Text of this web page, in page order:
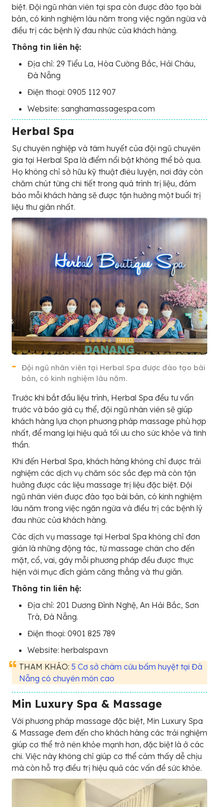
biệt. Đội ngũ nhân viên tại spa còn được đào tạo bài
bản, có kinh nghiệm lâu năm trong việc ngăn ngừa và
điều trị các bệnh lý đau nhức của khách hàng.
Thông tin liên hệ:
Địa chỉ: 29 Tiểu La, Hòa Cường Bắc, Hải Châu,
Đà Nẵng
Điện thoại: 0905 112 907
Website: sanghamassagespa.com
Herbal Spa
Sự chuyên nghiệp và tâm huyết của đội ngũ chuyên
gia tại Herbal Spa là điểm nổi bật không thể bỏ qua.
Họ không chỉ sở hữu kỹ thuật điêu luyện, nơi đây còn
chăm chút từng chi tiết trong quá trình trị liệu, đảm
bảo mỗi khách hàng sẽ được tận hưởng một buổi trị
liệu thư giãn nhất.
Đội ngũ nhân viên tại Herbal Spa được đào tạo bài
bản, có kinh nghiệm lâu năm.
Trước khi bắt đầu liệu trình, Herbal Spa đều tư vấn
trước và báo giá cụ thể, đội ngũ nhân viên sẽ giúp
khách hàng lựa chọn phương pháp massage phù hợp
nhất, để mang lại hiệu quả tối ưu cho sức khỏe và tinh
thần.
Khi đến Herbal Spa, khách hàng không chỉ được trải
nghiệm các dịch vụ chăm sóc sắc đẹp mà còn tận
hưởng được các liệu massage trị liệu đặc biệt. Đội
ngũ nhân viên được đào tạo bài bản, có kinh nghiệm
lâu năm trong việc ngăn ngừa và điều trị các bệnh lý
đau nhức của khách hàng.
Các dịch vụ massage tại Herbal Spa không chỉ đơn
giản là những động tác, từ massage chân cho đến
mặt, cổ, vai, gáy mỗi phương pháp đều được thực
hiện với mục đích giảm căng thẳng và thư giãn.
Thông tin liên hệ:
Địa chỉ: 201 Dương Đình Nghệ, An Hải Bắc, Sơn
Trà, Đà Nẵng.
Điện thoại: 0901 825 789
Website: herbalspa.vn
THAM KHẢO: 5 Cơ sở châm cứu bấm huyệt tại Đà
Nẵng có chuyên môn cao
Min Luxury Spa & Massage
Với phương pháp massage đặc biệt, Min Luxury Spa
& Massage đem đến cho khách hàng các trải nghiệm
giúp cơ thể trở nên khỏe mạnh hơn, đặc biệt là ở các
chi. Việc này không chỉ giúp cơ thể cảm thấy dễ chịu
mà còn hỗ trợ điều trị hiệu quả các vấn đề sức khỏe.